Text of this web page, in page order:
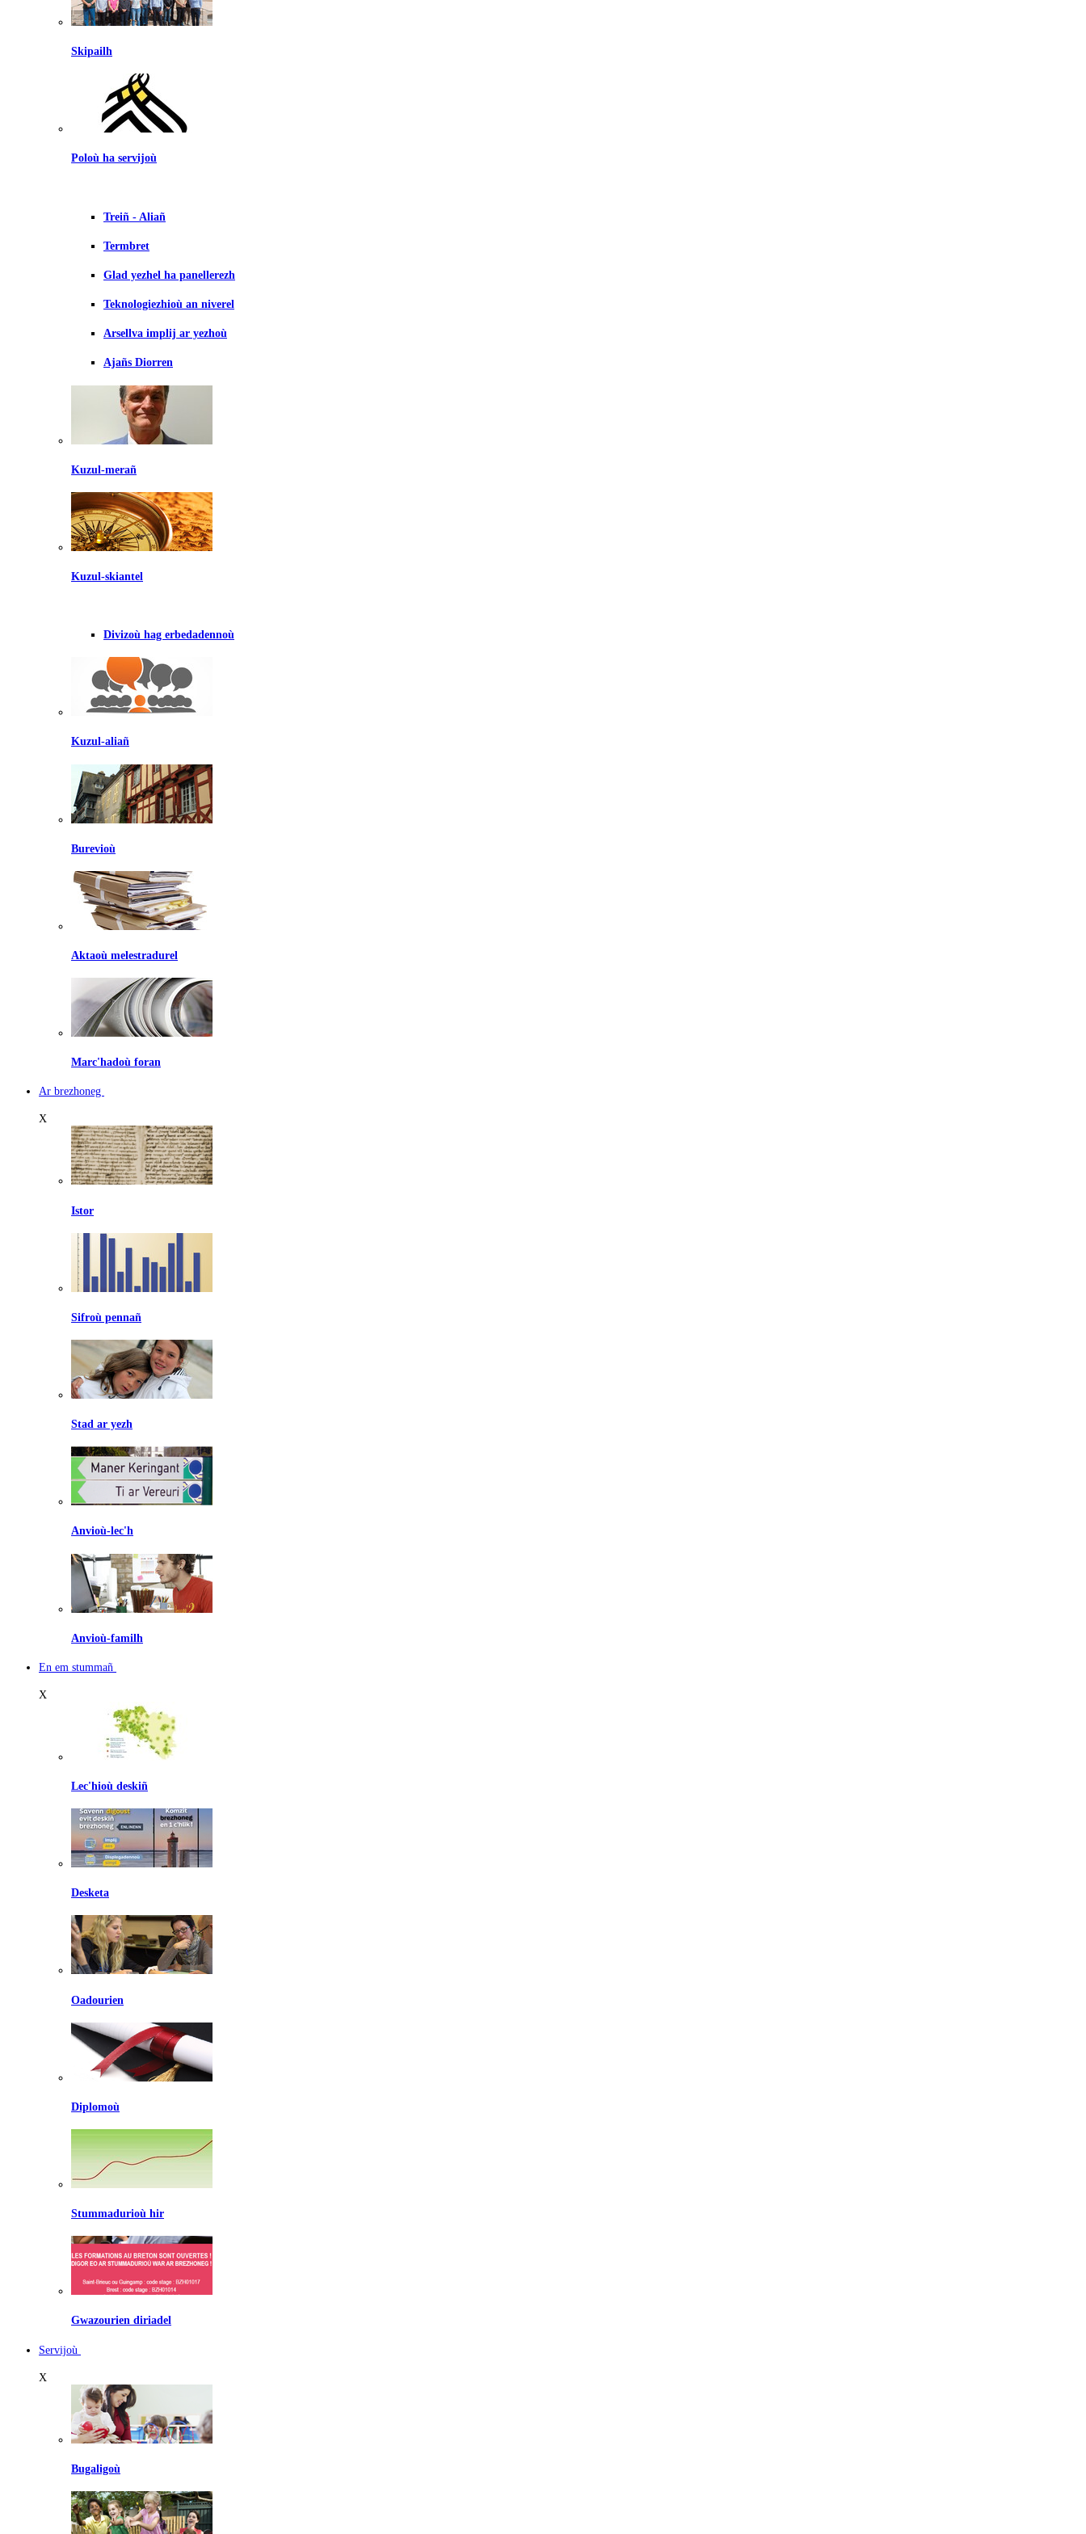
Skipailh
Poloù ha servijoù
Treiñ - Aliañ
Termbret
Glad yezhel ha panellerezh
Teknologiezhioù an niverel
Arsellva implij ar yezhoù
Ajañs Diorren
Kuzul-merañ
Kuzul-skiantel
Divizoù hag erbedadennoù
Kuzul-aliañ
Burevioù
Aktaoù melestradurel
Marc'hadoù foran
Ar brezhoneg
X
Istor
Sifroù pennañ
Stad ar yezh
Anvioù-lec'h
Anvioù-familh
En em stummañ
X
Lec'hioù deskiñ
Desketa
Oadourien
Diplomoù
Stummadurioù hir
Gwazourien diriadel
Servijoù
X
Bugaligoù